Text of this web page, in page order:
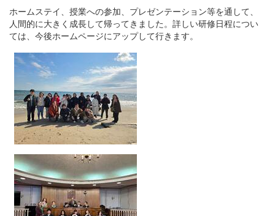
ホームステイ、授業への参加、プレゼンテーション等を通して、
人間的に大きく成長して帰ってきました。詳しい研修日程につい
ては、今後ホームページにアップして行きます。